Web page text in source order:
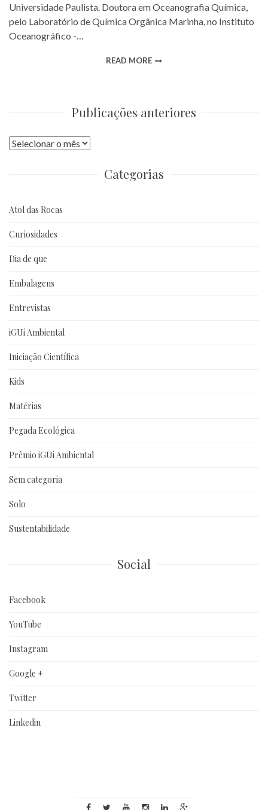
Universidade Paulista. Doutora em Oceanografia Química,
pelo Laboratório de Química Orgânica Marinha, no Instituto
Oceanográfico -…
READ MORE
Publicações anteriores
Publicações
Categorias
Atol das Rocas
Curiosidades
Dia de que
Embalagens
Entrevistas
iGUi Ambiental
Iniciação Científica
Kids
Matérias
Pegada Ecológica
Prêmio iGUi Ambiental
Sem categoria
Solo
Sustentabilidade
Social
Facebook
YouTube
Instagram
Google +
Twitter
Linkedin